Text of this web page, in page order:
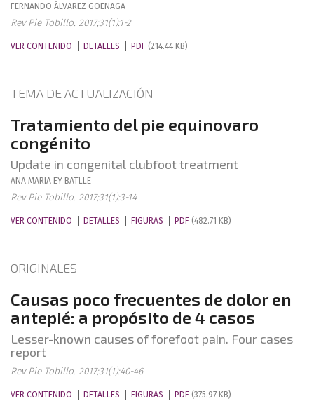
FERNANDO ÁLVAREZ GOENAGA
Rev Pie Tobillo. 2017;31(1):1-2
VER CONTENIDO DETALLES PDF (214.44 KB)
TEMA DE ACTUALIZACIÓN
Tratamiento del pie equinovaro
congénito
Update in congenital clubfoot treatment
ANA MARIA EY BATLLE
Rev Pie Tobillo. 2017;31(1):3-14
VER CONTENIDO DETALLES FIGURAS PDF (482.71 KB)
ORIGINALES
Causas poco frecuentes de dolor en
antepié: a propósito de 4 casos
Lesser-known causes of forefoot pain. Four cases
report
Rev Pie Tobillo. 2017;31(1):40-46
VER CONTENIDO DETALLES FIGURAS PDF (375.97 KB)